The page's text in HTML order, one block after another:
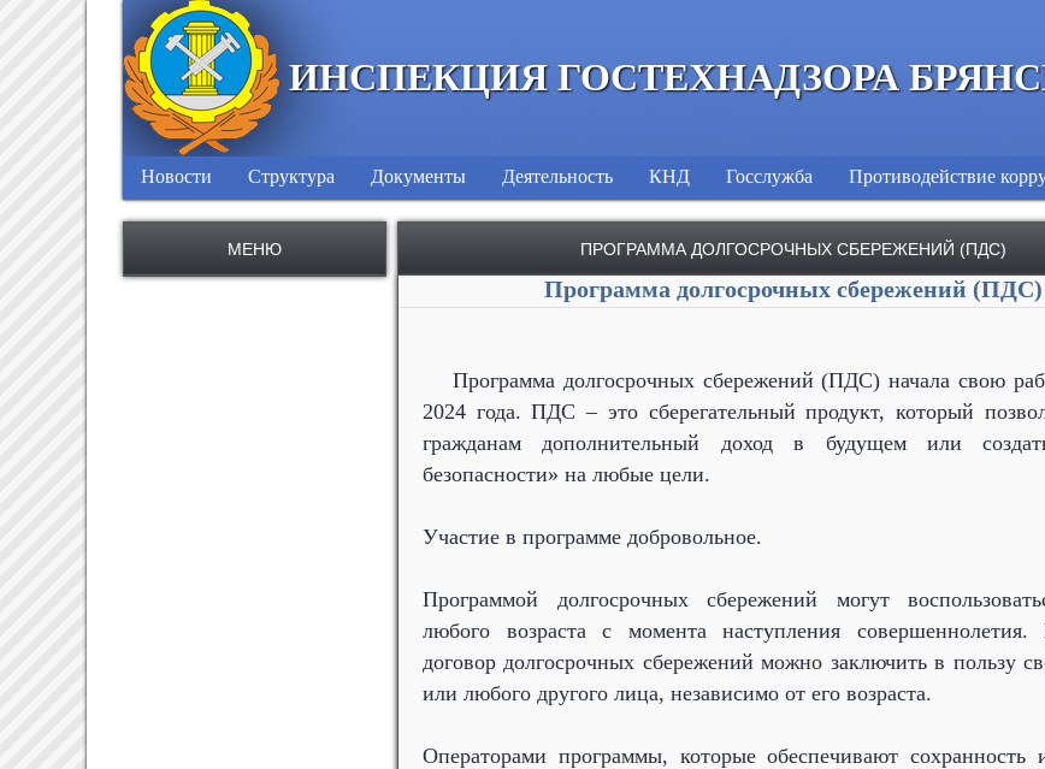
ИНСПЕКЦИЯ ГОСТЕХНАДЗОРА
Новости Структура Документы Деятельность КНД Госслужба Противодействие
МЕНЮ ПРОГРАММА ДОЛГОСРОЧНЫХ СБЕРЕЖЕНИЙ (ПДС)
Программа долгосрочных сбережений (ПДС)
Программа долгосрочных сбережений (ПДС) начала свою
2024 года. ПДС – это сберегательный продукт, который
гражданам дополнительный доход в будущем или
безопасности» на любые цели.
Участие в программе добровольное.
Программой долгосрочных сбережений могут
любого возраста с момента наступления совершеннолетия.
договор долгосрочных сбережений можно заключить в пользу
или любого другого лица, независимо от его возраста.
Операторами программы, которые обеспечивают сохранность